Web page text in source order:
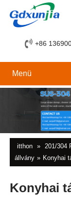
+86
Menü
itthon » 201/304
állvány » Konyhai
Konyhai